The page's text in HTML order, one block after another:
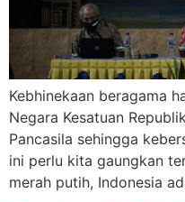
Kebhinekaan beragama
Negara Kesatuan
Pancasila sehingga
ini perlu kita gaungkan
merah putih, Indonesia